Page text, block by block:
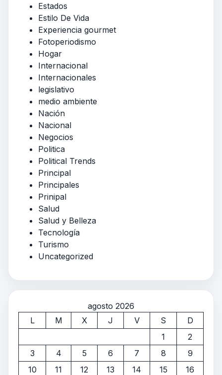
Estados
Estilo De Vida
Experiencia gourmet
Fotoperiodismo
Hogar
Internacional
Internacionales
legislativo
medio ambiente
Nación
Nacional
Negocios
Politica
Political Trends
Principal
Principales
Prinipal
Salud
Salud y Belleza
Tecnología
Turismo
Uncategorized
agosto 2026
L
M X J V S
D
1
2
3
4 5 6 7 8
9
10
11 12 13 14 15
16